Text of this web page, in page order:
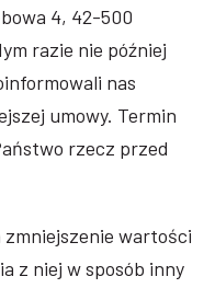
4, 42-500
razie nie później
nas
umowy. Termin
rzecz przed
zmniejszenie wartości
z niej w sposób inny